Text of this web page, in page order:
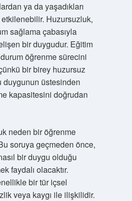
ya da yaşadıkları
Huzursuzluk,
sağlama çabasıyla
bir duygudur. Eğitim
öğrenme sürecini
bir birey huzursuz
duygunun üstesinden
kapasitesini doğrudan
neden bir öğrenme
soruya geçmeden önce,
bir duygu olduğu
faydalı olacaktır.
bir tür içsel
veya kaygı ile ilişkilidir.